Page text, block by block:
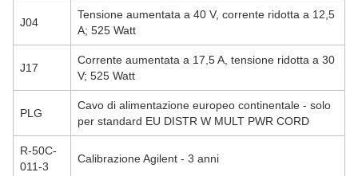
J04
Tensione aumentata a 40 V, corrente ridotta a 12,5
A; 525 Watt
J17
Corrente aumentata a 17,5 A, tensione ridotta a 30
V; 525 Watt
PLG
Cavo di alimentazione europeo continentale - solo
per standard EU DISTR W MULT PWR CORD
R-50C-
011-3
Calibrazione Agilent - 3 anni